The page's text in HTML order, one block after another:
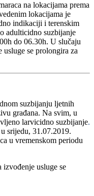
na lokacijama prema
lokacijama je
indikaciji i terenskim
adulticidno suzbijanje
do 06.30h. U slučaju
se prolongira za
suzbijanju ljetnih
građana. Na svim, u
larvicidno suzbijanje.
srijedu, 31.07.2019.
u vremenskom periodu
usluge se